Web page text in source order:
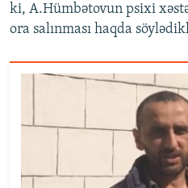
ki, A.Hümbətovun psixi
ora salınması haqda